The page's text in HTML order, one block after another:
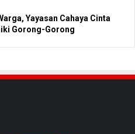
Yayasan Cahaya Cinta
Gorong-Gorong